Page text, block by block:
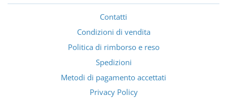
Contatti
Condizioni di vendita
Politica di rimborso e reso
Spedizioni
Metodi di pagamento accettati
Privacy Policy